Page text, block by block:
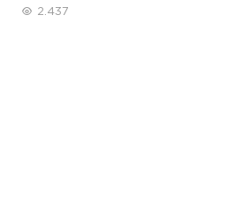
2.437